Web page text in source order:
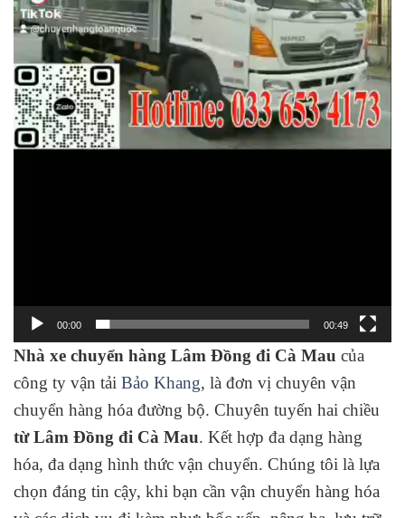
00:00 00:49
Nhà xe chuyển hàng Lâm Đồng đi Cà Mau của
công ty vận tải Bảo Khang, là đơn vị chuyên vận
chuyển hàng hóa đường bộ. Chuyên tuyến hai chiều
từ Lâm Đồng đi Cà Mau. Kết hợp đa dạng hàng
hóa, đa dạng hình thức vận chuyển. Chúng tôi là lựa
chọn đáng tin cậy, khi bạn cần vận chuyển hàng hóa